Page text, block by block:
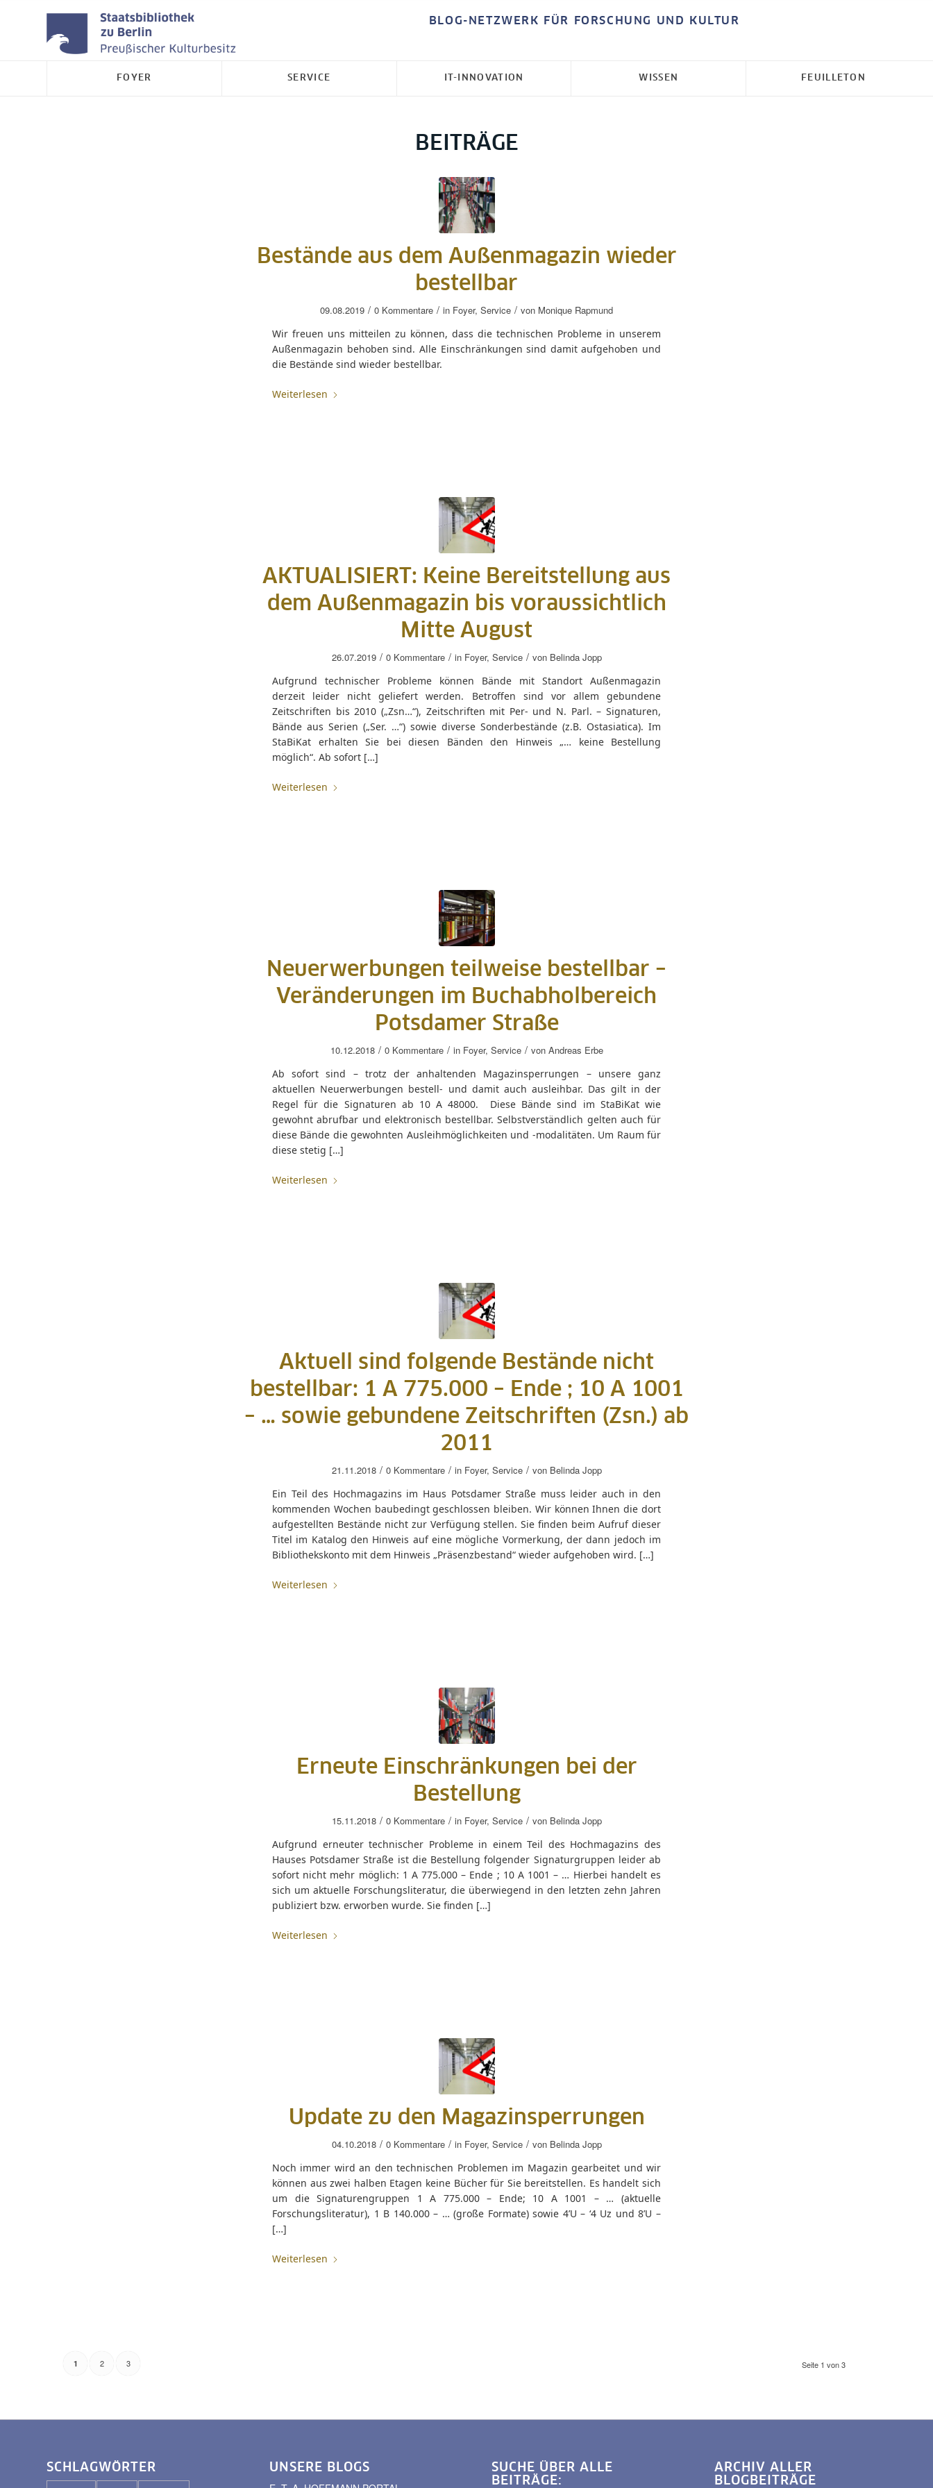
BLOG-NETZWERK FÜR FORSCHUNG UND KULTUR
FOYER SERVICE IT-INNOVATION WISSEN FEUILLETON
BEITRÄGE
Bestände aus dem Außenmagazin wieder
bestellbar
09.08.2019 / 0 Kommentare / in Foyer, Service / von Monique Rapmund
Wir freuen uns mitteilen zu können, dass die technischen Probleme in unserem
Außenmagazin behoben sind. Alle Einschränkungen sind damit aufgehoben und
die Bestände sind wieder bestellbar.
Weiterlesen
AKTUALISIERT: Keine Bereitstellung aus
dem Außenmagazin bis voraussichtlich
Mitte August
26.07.2019 / 0 Kommentare / in Foyer, Service / von Belinda Jopp
Aufgrund technischer Probleme können Bände mit Standort Außenmagazin
derzeit leider nicht geliefert werden. Betroffen sind vor allem gebundene
Zeitschriften bis 2010 („Zsn…“), Zeitschriften mit Per- und N. Parl. – Signaturen,
Bände aus Serien („Ser. …“) sowie diverse Sonderbestände (z.B. Ostasiatica). Im
StaBiKat erhalten Sie bei diesen Bänden den Hinweis „… keine Bestellung
möglich“. Ab sofort […]
Weiterlesen
Neuerwerbungen teilweise bestellbar –
Veränderungen im Buchabholbereich
Potsdamer Straße
10.12.2018 / 0 Kommentare / in Foyer, Service / von Andreas Erbe
Ab sofort sind – trotz der anhaltenden Magazinsperrungen – unsere ganz
aktuellen Neuerwerbungen bestell- und damit auch ausleihbar. Das gilt in der
Regel für die Signaturen ab 10 A 48000. Diese Bände sind im StaBiKat wie
gewohnt abrufbar und elektronisch bestellbar. Selbstverständlich gelten auch für
diese Bände die gewohnten Ausleihmöglichkeiten und -modalitäten. Um Raum für
diese stetig […]
Weiterlesen
Aktuell sind folgende Bestände nicht
bestellbar: 1 A 775.000 – Ende ; 10 A 1001
– … sowie gebundene Zeitschriften (Zsn.) ab
2011
21.11.2018 / 0 Kommentare / in Foyer, Service / von Belinda Jopp
Ein Teil des Hochmagazins im Haus Potsdamer Straße muss leider auch in den
kommenden Wochen baubedingt geschlossen bleiben. Wir können Ihnen die dort
aufgestellten Bestände nicht zur Verfügung stellen. Sie finden beim Aufruf dieser
Titel im Katalog den Hinweis auf eine mögliche Vormerkung, der dann jedoch im
Bibliothekskonto mit dem Hinweis „Präsenzbestand“ wieder aufgehoben wird. […]
Weiterlesen
Erneute Einschränkungen bei der
Bestellung
15.11.2018 / 0 Kommentare / in Foyer, Service / von Belinda Jopp
Aufgrund erneuter technischer Probleme in einem Teil des Hochmagazins des
Hauses Potsdamer Straße ist die Bestellung folgender Signaturgruppen leider ab
sofort nicht mehr möglich: 1 A 775.000 – Ende ; 10 A 1001 – … Hierbei handelt es
sich um aktuelle Forschungsliteratur, die überwiegend in den letzten zehn Jahren
publiziert bzw. erworben wurde. Sie finden […]
Weiterlesen
Update zu den Magazinsperrungen
04.10.2018 / 0 Kommentare / in Foyer, Service / von Belinda Jopp
Noch immer wird an den technischen Problemen im Magazin gearbeitet und wir
können aus zwei halben Etagen keine Bücher für Sie bereitstellen. Es handelt sich
um die Signaturengruppen 1 A 775.000 – Ende; 10 A 1001 – … (aktuelle
Forschungsliteratur), 1 B 140.000 – … (große Formate) sowie 4’U – ‘4 Uz und 8’U –
[…]
Weiterlesen
Seite 1 von 3
1 2 3
SCHLAGWÖRTER UNSERE BLOGS
SUCHE ÜBER ALLE
BEITRÄGE:
ARCHIV ALLER
BLOGBEITRÄGE